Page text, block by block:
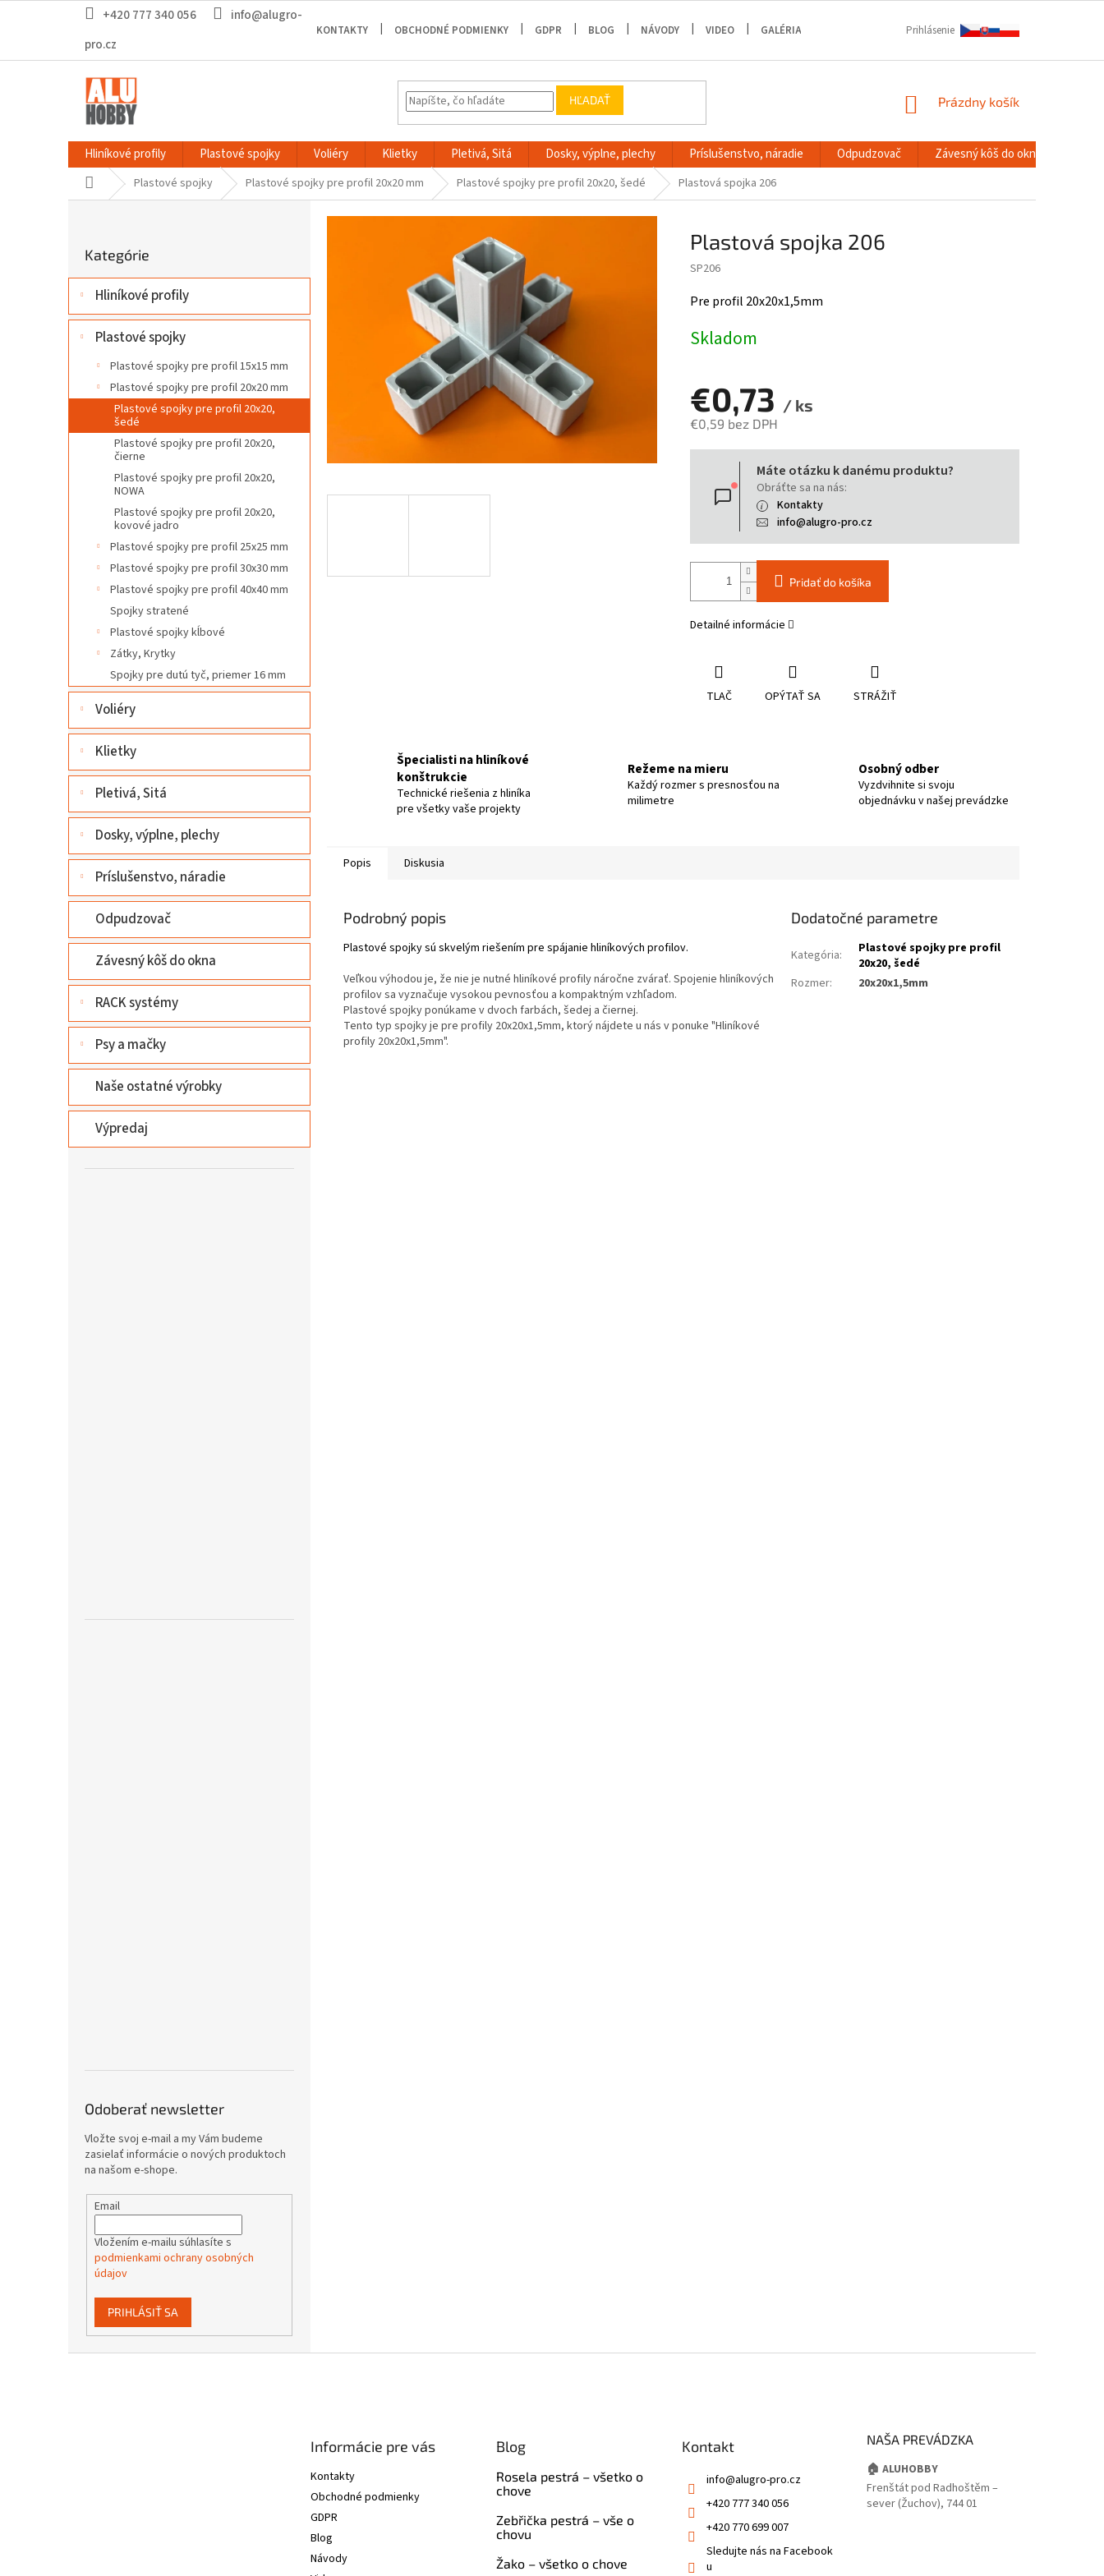
+420 777 340 056
info@alugro-
pro.cz
KONTAKTY OBCHODNÉ PODMIENKY GDPR BLOG NÁVODY VIDEO GALÉRIA Prihlásenie
HĽADAŤ
NÁKUPNÝ
Prázdny košík
Hliníkové profily Plastové spojky Voliéry Klietky Pletivá, Sitá Dosky, výplne, plechy Príslušenstvo, náradie Odpudzovač Závesný kôš do okna
DomovPlastové spojky Plastové spojky pre profil 20x20 mm Plastové spojky pre profil 20x20, šedé Plastová spojka 206
ý
a
kategórie
Kategórie
Hliníkové profily
Plastové spojky
Plastové spojky pre profil 15x15 mm
Plastové spojky pre profil 20x20 mm
Plastové spojky pre profil 20x20,
šedé
Plastové spojky pre profil 20x20,
čierne
Plastové spojky pre profil 20x20,
NOWA
Plastové spojky pre profil 20x20,
kovové jadro
Plastové spojky pre profil 25x25 mm
Plastové spojky pre profil 30x30 mm
Plastové spojky pre profil 40x40 mm
Spojky stratené
Plastové spojky kĺbové
Zátky, Krytky
Spojky pre dutú tyč, priemer 16 mm
Voliéry
Klietky
Pletivá, Sitá
Dosky, výplne, plechy
Príslušenstvo, náradie
Odpudzovač
Závesný kôš do okna
RACK systémy
Psy a mačky
Naše ostatné výrobky
Výpredaj
Odoberať newsletter
Vložte svoj e-mail a my Vám budeme
zasielať informácie o nových produktoch
na našom e-shope.
Email
Vložením e-mailu súhlasíte s
podmienkami ochrany osobných
údajov
PRIHLÁSIŤ SA
Plastová spojka 206
SP206
Pre profil 20x20x1,5mm
Skladom
€0,73 / ks
€0,59 bez DPH
Jednotková
Máte otázku k danému produktu?
Obráťte sa na nás:
Kontakty
info@alugro-pro.cz
Pridať do košíka
Detailné informácie
TLAČ OPÝTAŤ SA STRÁŽIŤ
Špecialisti na hliníkové
konštrukcie
Technické riešenia z hliníka
pre všetky vaše projekty
Režeme na mieru
Každý rozmer s presnosťou na
milimetre
Osobný odber
Vyzdvihnite si svoju
objednávku v našej prevádzke
Popis Diskusia
Podrobný popis
Plastové spojky sú skvelým riešením pre spájanie hliníkových profilov.
Veľkou výhodou je, že nie je nutné hliníkové profily náročne zvárať. Spojenie hliníkových
profilov sa vyznačuje vysokou pevnosťou a kompaktným vzhľadom.
Plastové spojky ponúkame v dvoch farbách, šedej a čiernej.
Tento typ spojky je pre profily 20x20x1,5mm, ktorý nájdete u nás v ponuke "Hliníkové
profily 20x20x1,5mm".
Dodatočné parametre
Kategória:
Plastové spojky pre profil
20x20, šedé
Rozmer: 20x20x1,5mm
Informácie pre vás
Kontakty
Obchodné podmienky
GDPR
Blog
Návody
Blog
Rosela pestrá – všetko o
chove
Zebřička pestrá – vše o
chovu
Žako – všetko o chove
Kontakt
info@alugro-pro.cz
+420 777 340 056
+420 770 699 007
Sledujte nás na Facebook
u
NAŠA PREVÁDZKA
🏠 ALUHOBBY
Frenštát pod Radhoštěm –
sever (Žuchov), 744 01